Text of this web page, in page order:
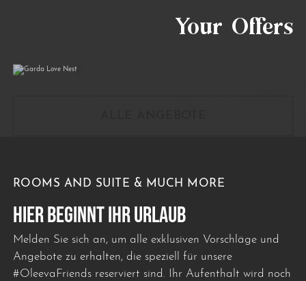
Your Offers
ROOMS AND SUITE & MUCH MORE
HIER BEGINNT IHR URLAUB
Melden Sie sich an, um alle exklusiven Vorschläge und
Angebote zu erhalten, die speziell für unsere
#OleevaFriends reserviert sind. Ihr Aufenthalt wird noch